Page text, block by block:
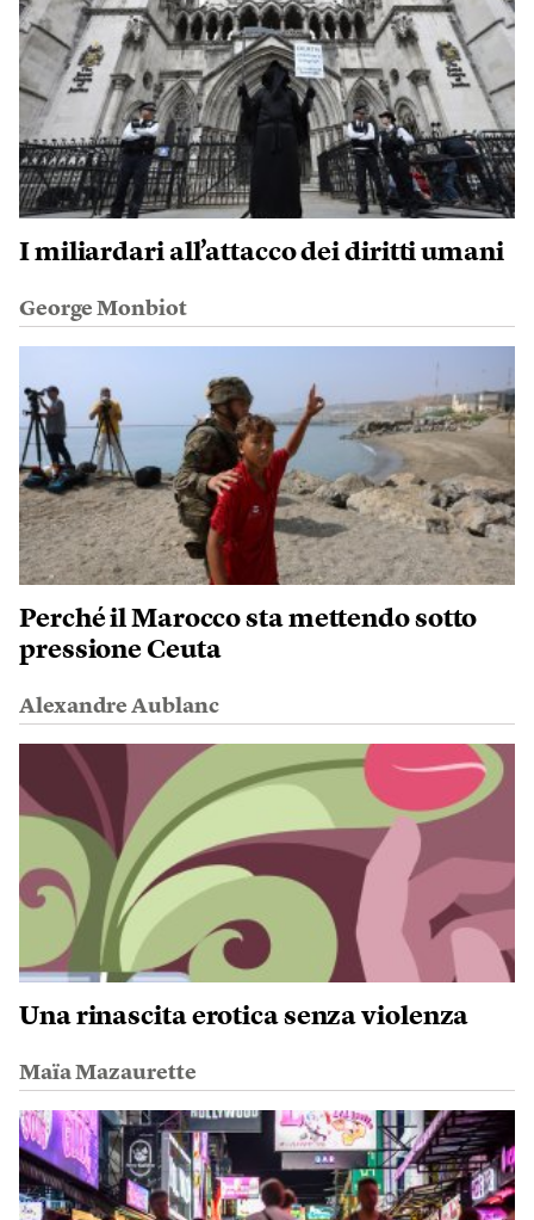
I miliardari all’attacco dei diritti umani
George Monbiot
Perché il Marocco sta mettendo sotto
pressione Ceuta
Alexandre Aublanc
Una rinascita erotica senza violenza
Maïa Mazaurette